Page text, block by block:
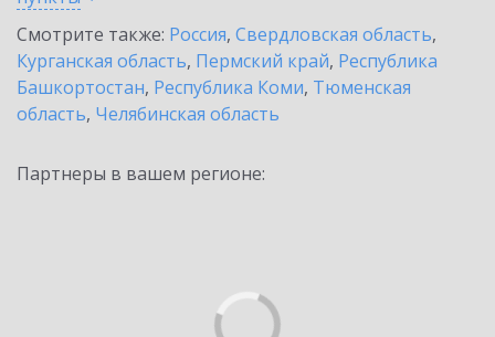
Смотрите также: Россия, Свердловская область,
Курганская область, Пермский край, Республика
Башкортостан, Республика Коми, Тюменская
область, Челябинская область
Партнеры в вашем регионе: